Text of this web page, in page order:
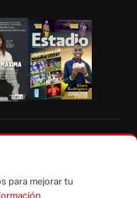
de Vistazo.com.
para mejorar tu